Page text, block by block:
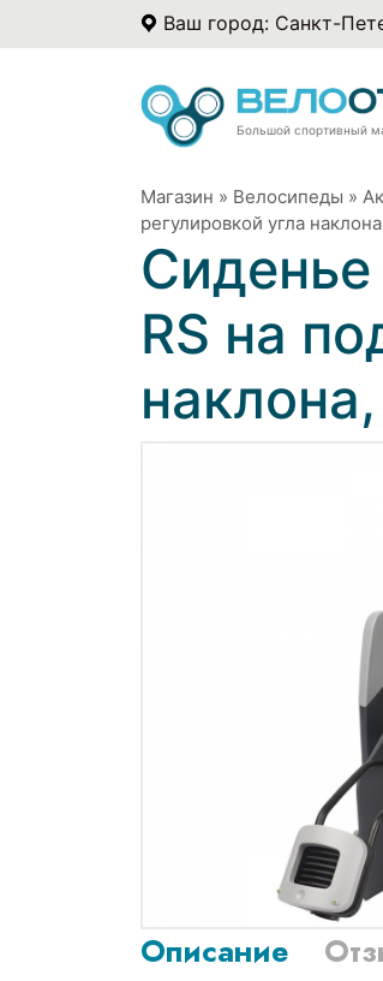
Ваш город: Санкт-
Большой спортивный
Магазин » Велосипеды »
регулировкой угла
Сиденье
RS на
Описание